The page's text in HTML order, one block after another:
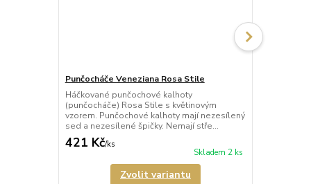
Punčocháče Veneziana Rosa Stile
Háčkované punčochové kalhoty
(punčocháče) Rosa Stile s květinovým
vzorem. Punčochové kalhoty mají nezesílený
sed a nezesílené špičky. Nemají stře...
421 Kč/ks
Skladem 2 ks
Zvolit variantu